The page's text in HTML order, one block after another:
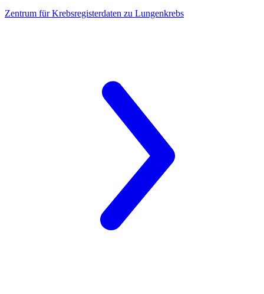
Zentrum für Krebsregisterdaten zu Lungenkrebs